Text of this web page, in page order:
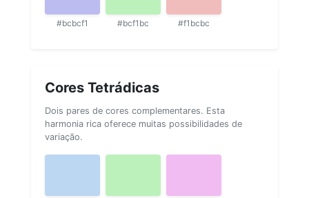
#bcbcf1 #bcf1bc #f1bcbc
Cores Tetrádicas
Dois pares de cores complementares. Esta
harmonia rica oferece muitas possibilidades de
variação.